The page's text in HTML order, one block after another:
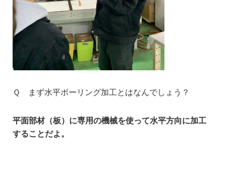
Ｑ まず水平ボーリング加工とはなんでしょう？
平面部材（板）に専用の機械を使って水平方向に加工
することだよ。